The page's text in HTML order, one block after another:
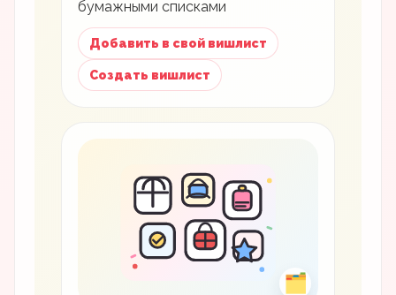
бумажными списками
Добавить в свой вишлист
Создать вишлист
🗂